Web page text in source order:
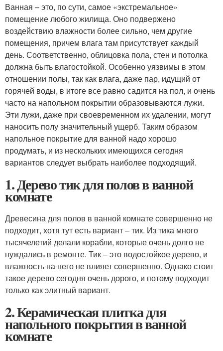
Ванная – это, по сути, самое «экстремальное»
помещение любого жилища. Оно подвержено
воздействию влажности более сильно, чем другие
помещения, причем влага там присутствует каждый
день. Соответственно, облицовка пола, стен и потолка
должна быть влагостойкой. Особенно уязвимы в этом
отношении полы, так как влага, даже пар, идущий от
горячей воды, в итоге все равно садится на пол, и очень
часто на напольном покрытии образовываются лужи.
Эти лужи, даже при своевременном их удалении, могут
наносить полу значительный ущерб. Таким образом
напольное покрытие для ванной надо хорошо
продумать, и из нескольких имеющихся сегодня
вариантов следует выбрать наиболее подходящий.
1. Дерево тик для полов в ванной
комнате
Древесина для полов в ванной комнате совершенно не
подходит, хотя тут есть вариант – тик. Из тика много
тысячелетий делали корабли, которые очень долго не
нуждались в ремонте. Тик – это водостойкое дерево, и
влажность на него не влияет совершенно. Однако стоит
такое дерево сегодня очень дорого, и потому подходит
только как элитный вариант.
2. Керамическая плитка для
напольного покрытия в ванной
комнате